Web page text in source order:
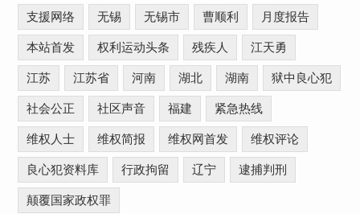
支援网络 无锡 无锡市 曹顺利 月度报告
本站首发 权利运动头条 残疾人 江天勇
江苏 江苏省 河南 湖北 湖南 狱中良心犯
社会公正 社区声音 福建 紧急热线
维权人士 维权简报 维权网首发 维权评论
良心犯资料库 行政拘留 辽宁 逮捕判刑
颠覆国家政权罪